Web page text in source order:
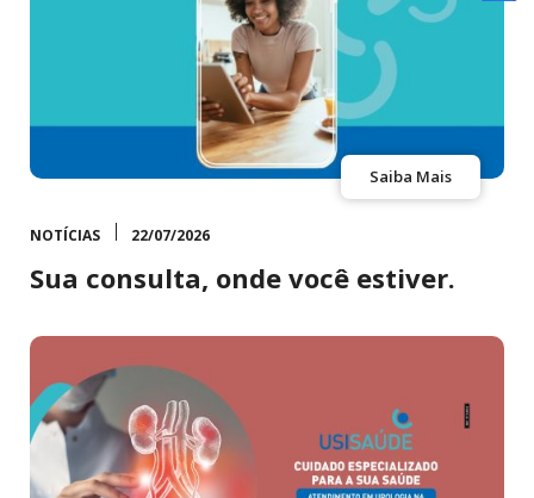
Saiba Mais
NOTÍCIAS 22/07/2026
Sua consulta, onde você estiver.